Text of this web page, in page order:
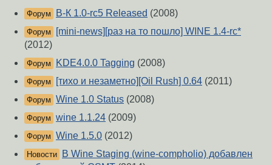
Форум В-К 1.0-rc5 Released (2008)
Форум
[mini-news][раз на то пошло] WINE 1.4-rc*
(2012)
Форум KDE4.0.0 Tagging (2008)
Форум [тихо и незаметно][Oil Rush] 0.64 (2011)
Форум Wine 1.0 Status (2008)
Форум wine 1.1.24 (2009)
Форум Wine 1.5.0 (2012)
Новости
В Wine Staging (wine-compholio) добавлен